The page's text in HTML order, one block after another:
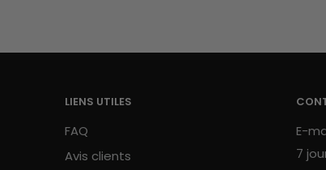
LIENS UTILES
FAQ
Avis clients
E-
7